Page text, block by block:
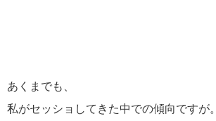
あくまでも、
私がセッショしてきた中での傾向ですが。